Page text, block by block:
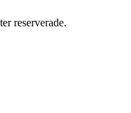
reserverade.